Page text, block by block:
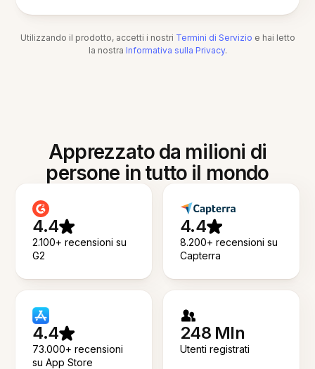
Utilizzando il prodotto, accetti i nostri Termini di Servizio e hai letto
la nostra Informativa sulla Privacy.
Apprezzato da milioni di
persone in tutto il mondo
4.4
2.100+ recensioni su
G2
4.4
8.200+ recensioni su
Capterra
4.4
73.000+ recensioni
su App Store
248 Mln
Utenti registrati